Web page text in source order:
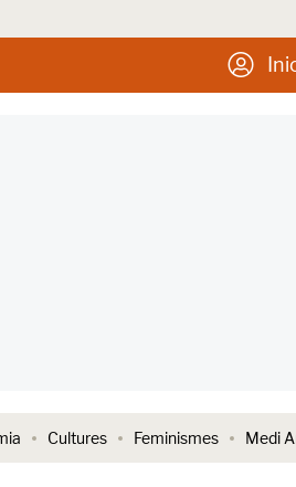
Cultures Feminismes Medi